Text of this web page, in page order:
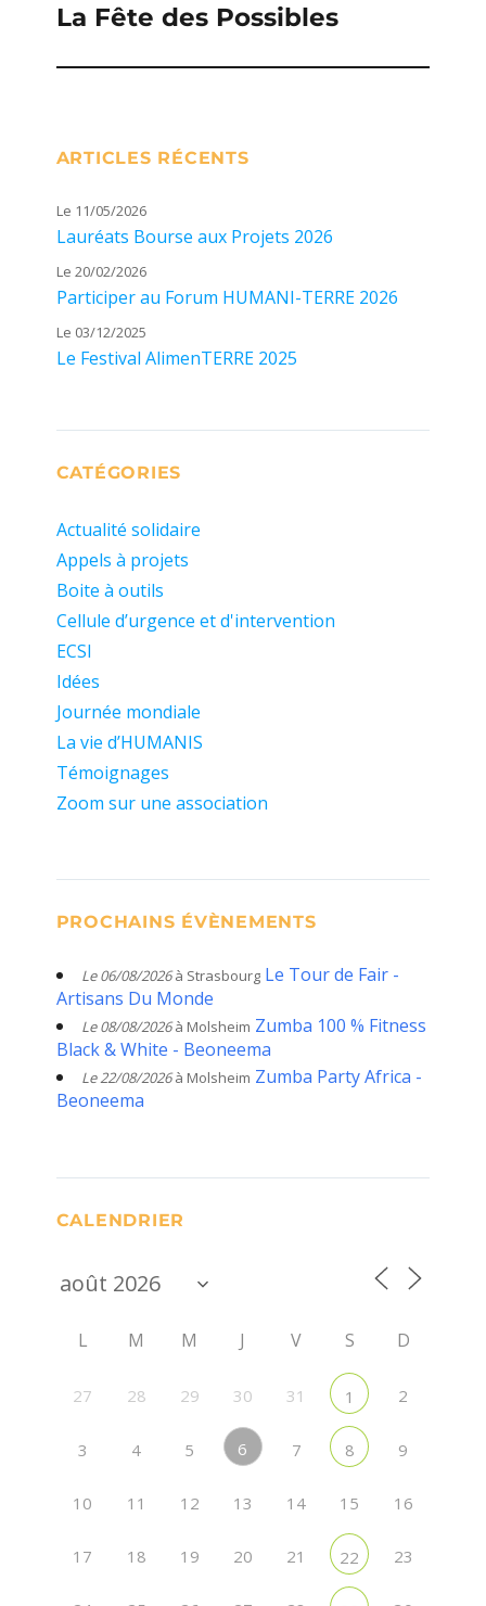
Publication
La Fête des Possibles
ARTICLES RÉCENTS
Le 11/05/2026
Lauréats Bourse aux Projets 2026
Le 20/02/2026
Participer au Forum HUMANI-TERRE 2026
Le 03/12/2025
Le Festival AlimenTERRE 2025
CATÉGORIES
Actualité solidaire
Appels à projets
Boite à outils
Cellule d’urgence et d'intervention
ECSI
Idées
Journée mondiale
La vie d’HUMANIS
Témoignages
Zoom sur une association
PROCHAINS ÉVÈNEMENTS
Le 06/08/2026à Strasbourg Le Tour de Fair -
Artisans Du Monde
Le 08/08/2026à Molsheim Zumba 100 % Fitness
Black & White - Beoneema
Le 22/08/2026à Molsheim Zumba Party Africa -
Beoneema
CALENDRIER
L M M J V S D
27 28 29 30 31 1 2
3 4 5 6 7 8 9
10 11 12 13 14 15 16
17 18 19 20 21 22 23